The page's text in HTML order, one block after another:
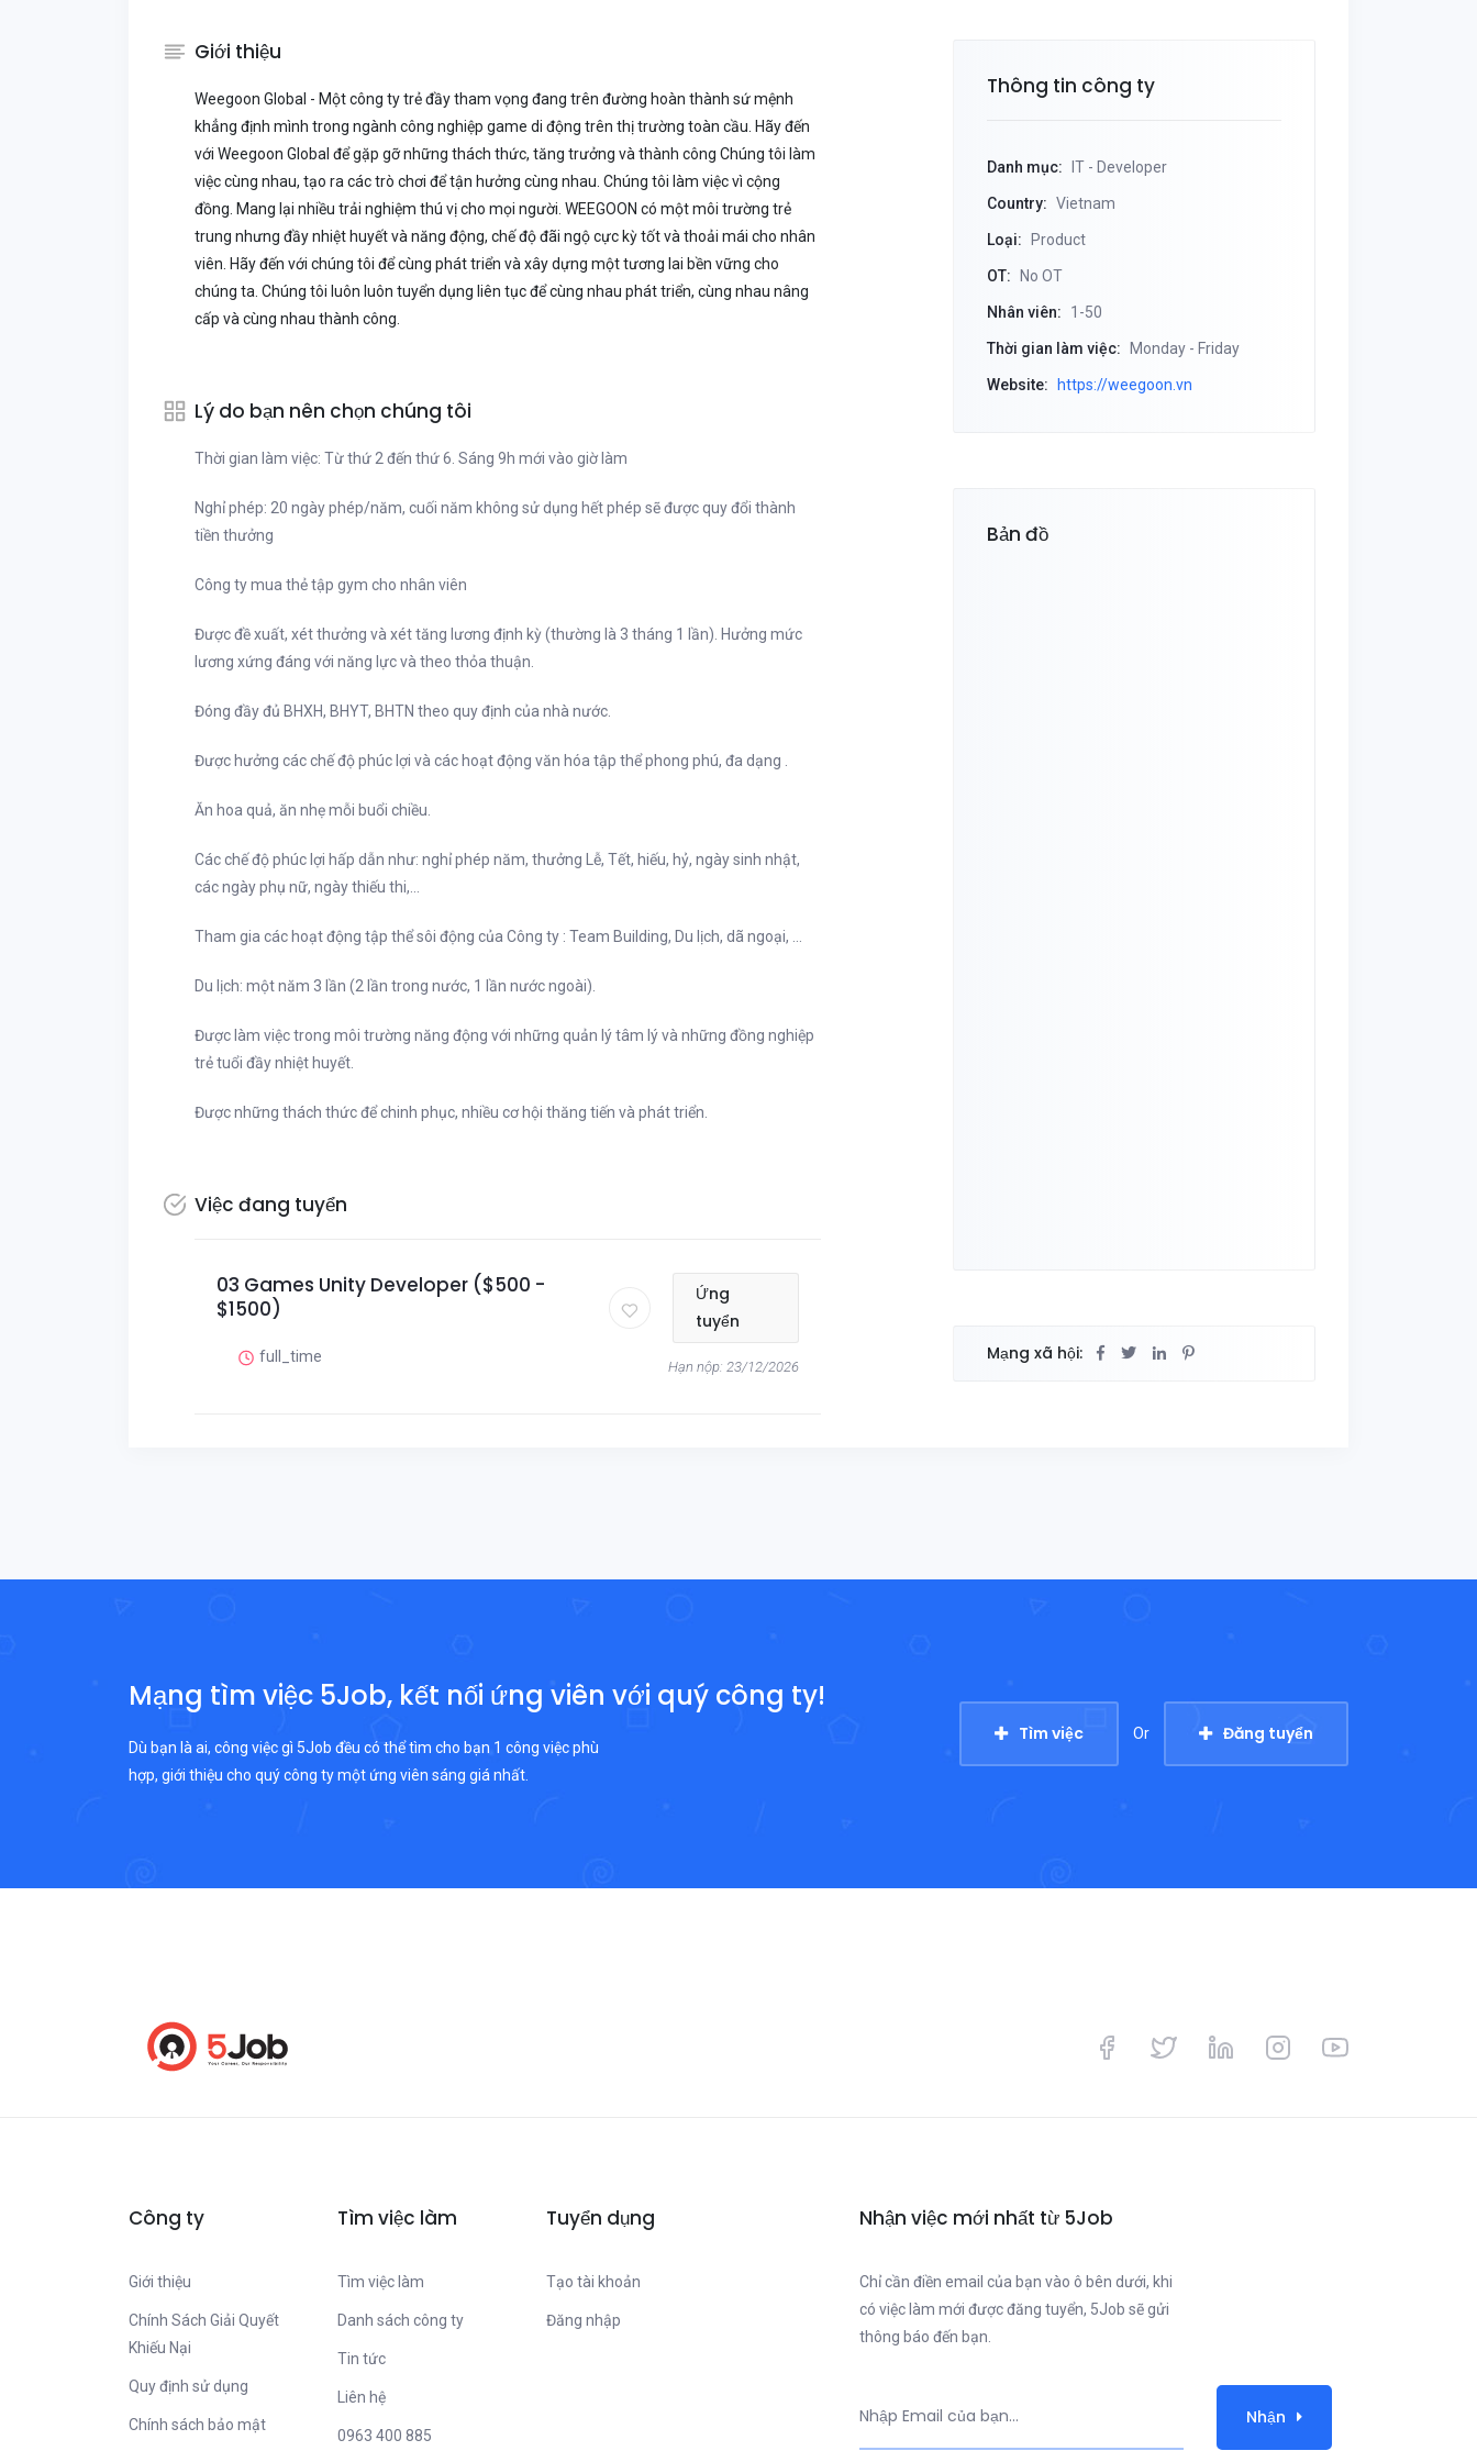
Giới thiệu
Weegoon Global - Một công ty trẻ đầy tham vọng đang trên đường hoàn thành sứ mệnh
khẳng định mình trong ngành công nghiệp game di động trên thị trường toàn cầu. Hãy đến
với Weegoon Global để gặp gỡ những thách thức, tăng trưởng và thành công Chúng tôi làm
việc cùng nhau, tạo ra các trò chơi để tận hưởng cùng nhau. Chúng tôi làm việc vì cộng
đồng. Mang lại nhiều trải nghiệm thú vị cho mọi người. WEEGOON có một môi trường trẻ
trung nhưng đầy nhiệt huyết và năng động, chế độ đãi ngộ cực kỳ tốt và thoải mái cho nhân
viên. Hãy đến với chúng tôi để cùng phát triển và xây dựng một tương lai bền vững cho
chúng ta. Chúng tôi luôn luôn tuyển dụng liên tục để cùng nhau phát triển, cùng nhau nâng
cấp và cùng nhau thành công.
Lý do bạn nên chọn chúng tôi
Thời gian làm việc: Từ thứ 2 đến thứ 6. Sáng 9h mới vào giờ làm
Nghỉ phép: 20 ngày phép/năm, cuối năm không sử dụng hết phép sẽ được quy đổi thành
tiền thưởng
Công ty mua thẻ tập gym cho nhân viên
Được đề xuất, xét thưởng và xét tăng lương định kỳ (thường là 3 tháng 1 lần). Hưởng mức
lương xứng đáng với năng lực và theo thỏa thuận.
Đóng đầy đủ BHXH, BHYT, BHTN theo quy định của nhà nước.
Được hưởng các chế độ phúc lợi và các hoạt động văn hóa tập thể phong phú, đa dạng .
Ăn hoa quả, ăn nhẹ mỗi buổi chiều.
Các chế độ phúc lợi hấp dẫn như: nghỉ phép năm, thưởng Lễ, Tết, hiếu, hỷ, ngày sinh nhật,
các ngày phụ nữ, ngày thiếu thi,...
Tham gia các hoạt động tập thể sôi động của Công ty : Team Building, Du lịch, dã ngoại, …
Du lịch: một năm 3 lần (2 lần trong nước, 1 lần nước ngoài).
Được làm việc trong môi trường năng động với những quản lý tâm lý và những đồng nghiệp
trẻ tuổi đầy nhiệt huyết.
Được những thách thức để chinh phục, nhiều cơ hội thăng tiến và phát triển.
Việc đang tuyển
03 Games Unity Developer ($500 -
$1500)
full_time
Ứng
tuyển
Hạn nộp: 23/12/2026
Thông tin công ty
Danh mục: IT - Developer
Country: Vietnam
Loại: Product
OT: No OT
Nhân viên: 1-50
Thời gian làm việc: Monday - Friday
Website: https://weegoon.vn
Bản đồ
Mạng xã hội:
Mạng tìm việc 5Job, kết nối ứng viên với quý công ty!
Dù bạn là ai, công việc gì 5Job đều có thể tìm cho bạn 1 công việc phù
hợp, giới thiệu cho quý công ty một ứng viên sáng giá nhất.
Tìm việc Or Đăng tuyển
Công ty
Giới thiệu
Chính Sách Giải Quyết
Khiếu Nại
Quy định sử dụng
Chính sách bảo mật
Tìm việc làm
Tìm việc làm
Danh sách công ty
Tin tức
Liên hệ
0963 400 885
Tuyển dụng
Tạo tài khoản
Đăng nhập
Nhận việc mới nhất từ 5Job
Chỉ cần điền email của bạn vào ô bên dưới, khi
có việc làm mới được đăng tuyển, 5Job sẽ gửi
thông báo đến bạn.
Nhận